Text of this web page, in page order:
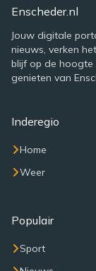
Enscheder.nl
Jouw digitale
nieuws, verken
blijf op de hoogte
genieten van
Inderegio
Home
Weer
Populair
Sport